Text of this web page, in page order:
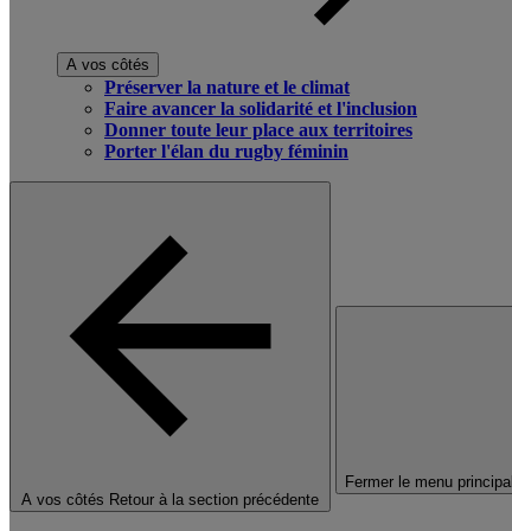
A vos côtés
Préserver la nature et le climat
Faire avancer la solidarité et l'inclusion
Donner toute leur place aux territoires
Porter l'élan du rugby féminin
A vos côtés Retour à la section précédente
Fermer le menu principal